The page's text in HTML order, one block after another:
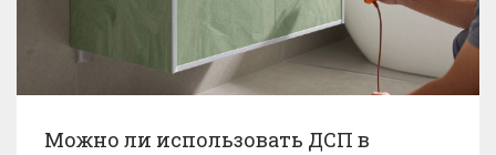
Можно ли использовать ДСП в